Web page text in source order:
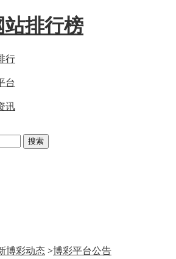
排行榜
行
台
讯
博彩动态 >博彩平台公告